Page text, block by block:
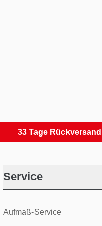
33 Tage Rückversand
Service
Aufmaß-Service